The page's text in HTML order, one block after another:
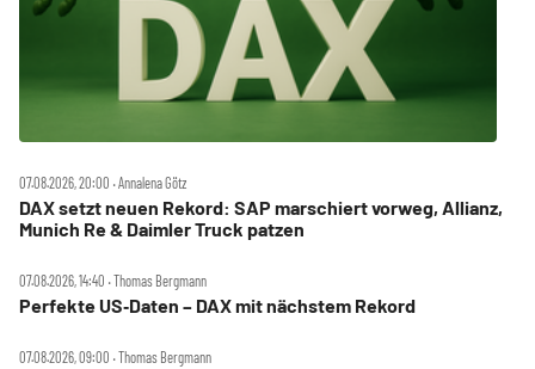
07.08.2026, 20:00 ‧ Annalena Götz
DAX setzt neuen Rekord: SAP marschiert vorweg, Allianz,
Munich Re & Daimler Truck patzen
07.08.2026, 14:40 ‧ Thomas Bergmann
Perfekte US‑Daten – DAX mit nächstem Rekord
07.08.2026, 09:00 ‧ Thomas Bergmann